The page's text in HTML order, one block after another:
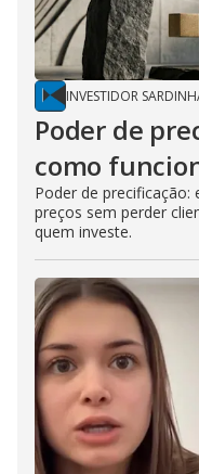
INVESTIDOR
Poder de
como
Poder de
preços sem perder
quem investe.